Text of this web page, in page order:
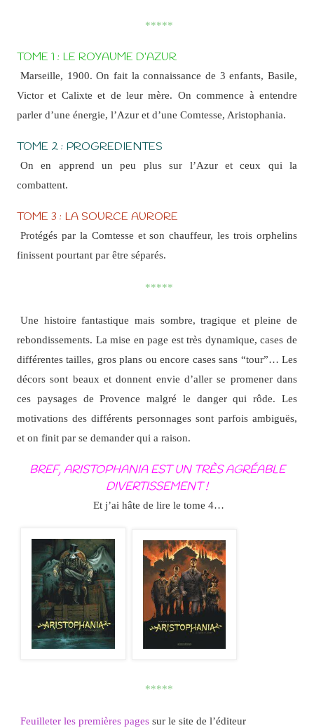
*****
TOME 1 : LE ROYAUME D’AZUR
Marseille, 1900. On fait la connaissance de 3 enfants, Basile,
Victor et Calixte et de leur mère. On commence à entendre
parler d’une énergie, l’Azur et d’une Comtesse, Aristophania.
TOME 2 : PROGREDIENTES
On en apprend un peu plus sur l’Azur et ceux qui la
combattent.
TOME 3 : LA SOURCE AURORE
Protégés par la Comtesse et son chauffeur, les trois orphelins
finissent pourtant par être séparés.
*****
Une histoire fantastique mais sombre, tragique et pleine de
rebondissements. La mise en page est très dynamique, cases de
différentes tailles, gros plans ou encore cases sans “tour”… Les
décors sont beaux et donnent envie d’aller se promener dans
ces paysages de Provence malgré le danger qui rôde. Les
motivations des différents personnages sont parfois ambiguës,
et on finit par se demander qui a raison.
BREF, ARISTOPHANIA EST UN TRÈS AGRÉABLE
DIVERTISSEMENT !
Et j’ai hâte de lire le tome 4…
*****
Feuilleter les premières pagessur le site de l’éditeur